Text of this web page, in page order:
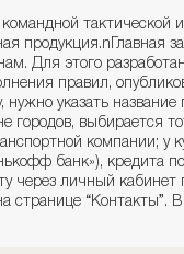
тактической
продукция.nГлавная
Для этого
правил,
указать название
городов, выбирается
компании; у
банк»), кредита
через личный кабинет
странице “Контакты”.